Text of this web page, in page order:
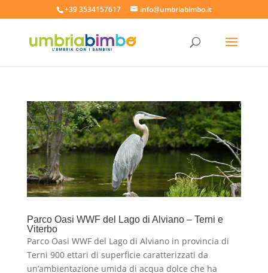
+39 3534157617 info@umbriabimbo.it
Parco Oasi WWF del Lago di Alviano – Terni e
Viterbo
Parco Oasi WWF del Lago di Alviano in provincia di
Terni 900 ettari di superficie caratterizzati da
un’ambientazione umida di acqua dolce che ha